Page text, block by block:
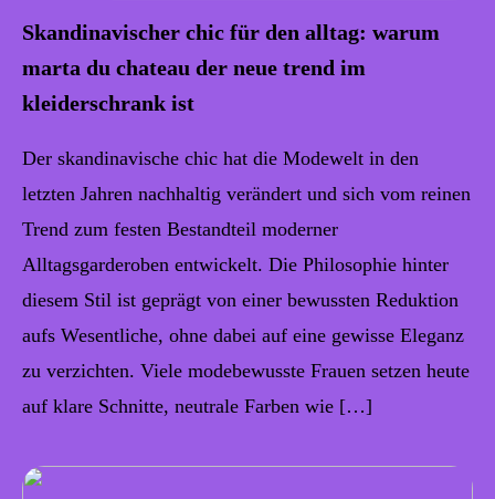
Skandinavischer chic für den alltag: warum
marta du chateau der neue trend im
kleiderschrank ist
Der skandinavische chic hat die Modewelt in den
letzten Jahren nachhaltig verändert und sich vom reinen
Trend zum festen Bestandteil moderner
Alltagsgarderoben entwickelt. Die Philosophie hinter
diesem Stil ist geprägt von einer bewussten Reduktion
aufs Wesentliche, ohne dabei auf eine gewisse Eleganz
zu verzichten. Viele modebewusste Frauen setzen heute
auf klare Schnitte, neutrale Farben wie […]